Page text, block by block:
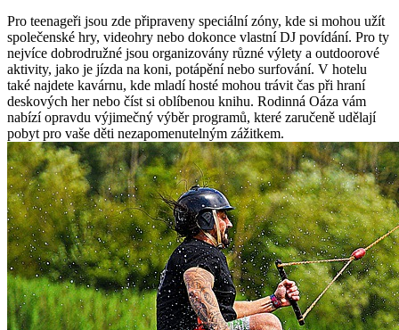
Pro teenageři jsou zde připraveny speciální zóny, kde si mohou užít
společenské hry, videohry nebo dokonce vlastní DJ povídání. Pro ty
nejvíce dobrodružné jsou organizovány různé výlety a outdoorové
aktivity, jako je jízda na koni, potápění nebo surfování. V hotelu
také najdete kavárnu, kde mladí hosté mohou trávit čas při hraní
deskových her nebo číst si oblíbenou knihu. Rodinná Oáza vám
nabízí opravdu výjimečný výběr programů, které zaručeně udělají
pobyt pro vaše děti nezapomenutelným zážitkem.